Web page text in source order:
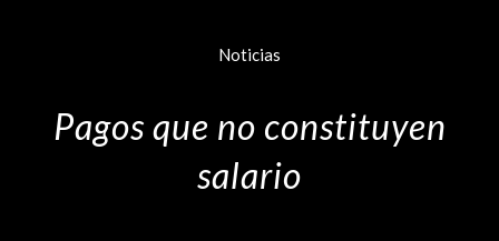
Noticias
Pagos que no constituyen
salario